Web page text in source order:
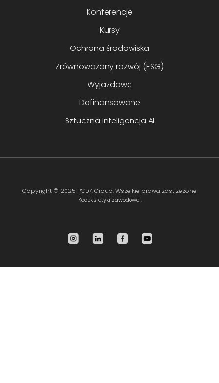
Konferencje
Kursy
Ochrona środowiska
Zrównoważony rozwój (ESG)
Wyjazdowe
Dofinansowane
Sztuczna inteligencja AI
Copyright © 2025 PCDK Group. Wszelkie prawa zastrzeżone.
Kodeks etyki zawodowej.